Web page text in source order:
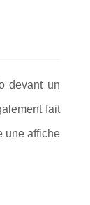
devant un
fait
une affiche